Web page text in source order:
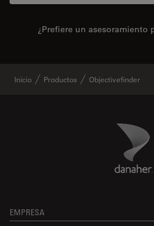
¿Prefiere un asesoramiento
Inicio Productos Objectivefinder
Danaher
EMPRESA